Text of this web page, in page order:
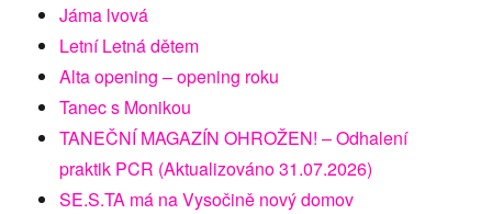
Jáma lvová
Letní Letná dětem
Alta opening – opening roku
Tanec s Monikou
TANEČNÍ MAGAZÍN OHROŽEN! – Odhalení
praktik PCR (Aktualizováno 31.07.2026)
SE.S.TA má na Vysočině nový domov